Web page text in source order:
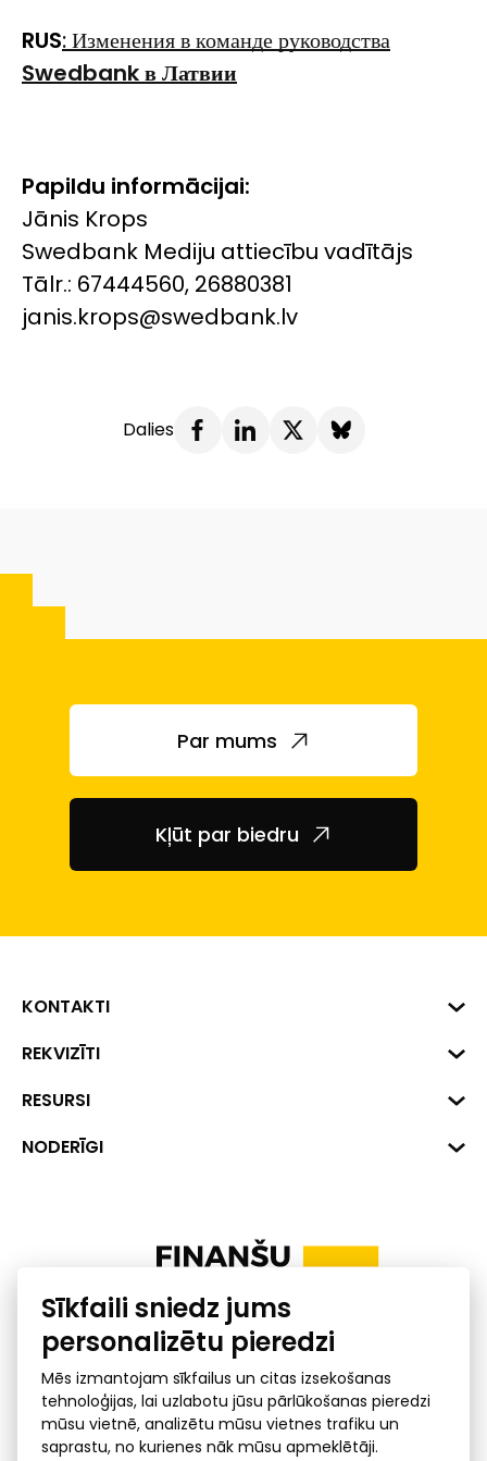
RUS: Изменения в команде руководства
Swedbankв Латвии
Papildu informācijai:
Jānis Krops
Swedbank Mediju attiecību vadītājs
Tālr.: 67444560, 26880381
janis.krops@swedbank.lv
Dalies
Par mums
Kļūt par biedru
KONTAKTI
Biznesa centrs "VERDE" Roberta
1045
+371 287 18175
REKVIZĪTI
Reģ. Nr. 40008002175
Banka: SEB Banka
RESURSI
Dati
Uzņēmumu kredītspējas kalkulators
NODERĪGI
Ombuds
Sīkfaili sniedz jums
personalizētu pieredzi
Mēs izmantojam sīkfailus un citas izsekošanas
tehnoloģijas, lai uzlabotu jūsu pārlūkošanas pieredzi
mūsu vietnē, analizētu mūsu vietnes trafiku un
saprastu, no kurienes nāk mūsu apmeklētāji.